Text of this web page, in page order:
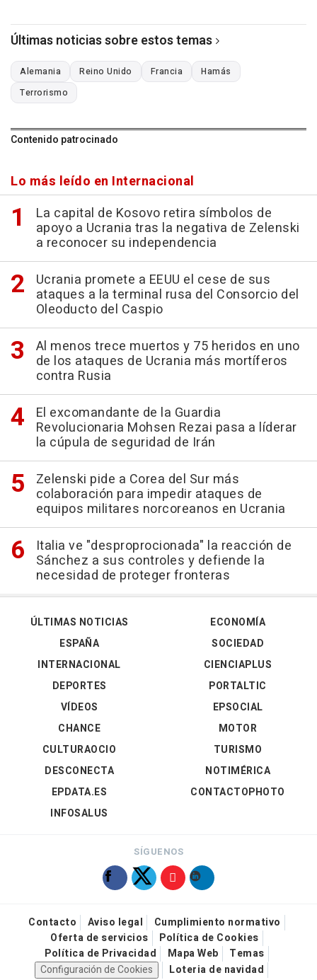
Últimas noticias sobre estos temas
Alemania Reino Unido Francia
Hamás
Terrorismo
Contenido patrocinado
Lo más leído en Internacional
La capital de Kosovo retira símbolos de
apoyo a Ucrania tras la negativa de Zelenski
a reconocer su independencia
Ucrania promete a EEUU el cese de sus
ataques a la terminal rusa del Consorcio del
Oleoducto del Caspio
Al menos trece muertos y 75 heridos en uno
de los ataques de Ucrania más mortíferos
contra Rusia
El excomandante de la Guardia
Revolucionaria Mohsen Rezai pasa a líderar
la cúpula de seguridad de Irán
Zelenski pide a Corea del Sur más
colaboración para impedir ataques de
equipos militares norcoreanos en Ucrania
Italia ve "desproprocionada" la reacción de
Sánchez a sus controles y defiende la
necesidad de proteger fronteras
ÚLTIMAS NOTICIAS
ESPAÑA
INTERNACIONAL
DEPORTES
VÍDEOS
ECONOMÍA
SOCIEDAD
CIENCIAPLUS
PORTALTIC
EPSOCIAL
CHANCE
CULTURAOCIO
DESCONECTA
EPDATA.ES
INFOSALUS
MOTOR
TURISMO
NOTIMÉRICA
CONTACTOPHOTO
SÍGUENOS
Contacto Aviso legal
Cumplimiento normativo
Oferta de servicios
Política de Cookies
Política de Privacidad
Mapa Web
Temas
Configuración de Cookies
Loteria de navidad